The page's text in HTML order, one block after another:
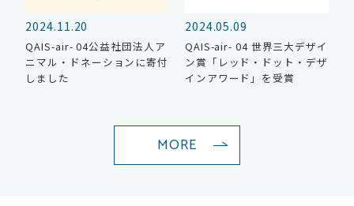
2024.11.20
QAIS-air- 04公益社団法人ア
ニマル・ドネーションに寄付
しました
2024.05.09
QAIS-air- 04 世界三大デザイ
ン賞「レッド・ドット・デザ
インアワード」を受賞
MORE